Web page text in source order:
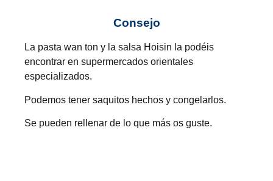
Consejo
La pasta wan ton y la salsa Hoisin la podéis
encontrar en supermercados orientales
especializados.
Podemos tener saquitos hechos y congelarlos.
Se pueden rellenar de lo que más os guste.